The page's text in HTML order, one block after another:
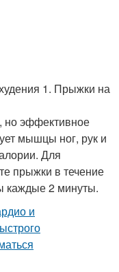
1. Прыжки на
но эффективное
мышцы ног, рук и
Для
прыжки в течение
каждые 2 минуты.